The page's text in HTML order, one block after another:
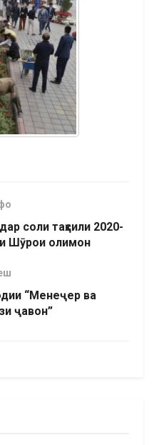
соли таҳсили 2020-
Шӯрои олимон
“Менеҷер ва
ҷавон”